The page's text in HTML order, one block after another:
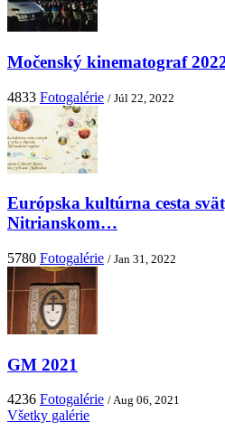
Močenský kinematograf
4833 Fotogalérie / Júl 22, 2022
Európska kultúrna cesta
Nitrianskom…
5780 Fotogalérie / Jan 31, 2022
GM 2021
4236 Fotogalérie / Aug 06, 2021
Všetky galérie